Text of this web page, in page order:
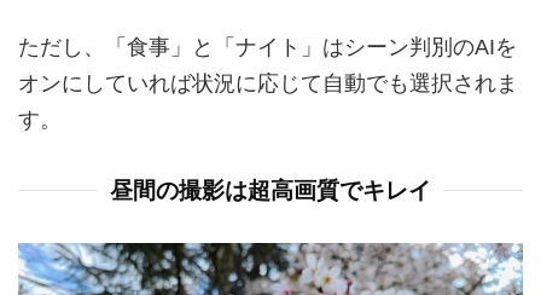
ただし、「食事」と「ナイト」はシーン判別のAIを
オンにしていれば状況に応じて自動でも選択されま
す。
昼間の撮影は超高画質でキレイ